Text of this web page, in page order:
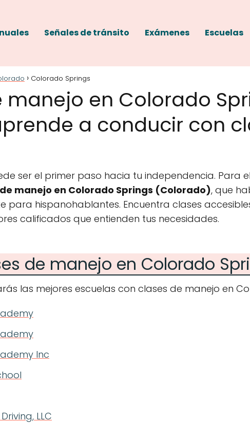
Señales de tránsito Exámenes Escuelas
Colorado Springs
manejo en Colorado
a conducir con
ser el primer paso hacia tu independencia. Para
manejo en Colorado Springs (Colorado), que
para hispanohablantes. Encuentra clases
calificados que entienden tus necesidades.
de manejo en Colorado
las mejores escuelas con clases de manejo en
Inc
LLC